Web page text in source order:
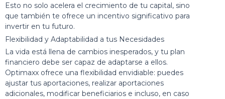
Esto no solo acelera el crecimiento de tu capital, sino
que también te ofrece un incentivo significativo para
invertir en tu futuro.
Flexibilidad y Adaptabilidad a tus Necesidades
La vida está llena de cambios inesperados, y tu plan
financiero debe ser capaz de adaptarse a ellos.
Optimaxx ofrece una flexibilidad envidiable: puedes
ajustar tus aportaciones, realizar aportaciones
adicionales, modificar beneficiarios e incluso, en caso